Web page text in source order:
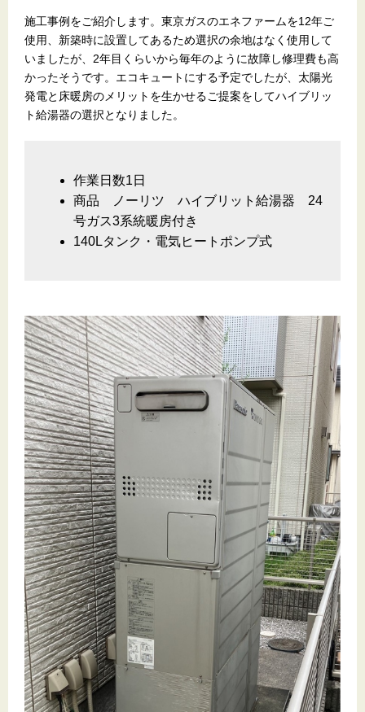
施工事例をご紹介します。東京ガスのエネファームを12年ご
使用、新築時に設置してあるため選択の余地はなく使用して
いましたが、2年目くらいから毎年のように故障し修理費も高
かったそうです。エコキュートにする予定でしたが、太陽光
発電と床暖房のメリットを生かせるご提案をしてハイブリッ
ト給湯器の選択となりました。
作業日数1日
商品 ノーリツ ハイブリット給湯器 24
号ガス3系統暖房付き
140Lタンク・電気ヒートポンプ式